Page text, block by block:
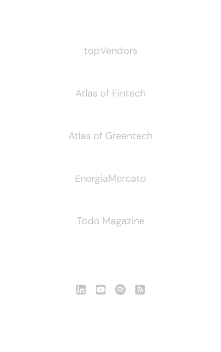
topVendors
Atlas of Fintech
Atlas of Greentech
EnergiaMercato
Todo Magazine